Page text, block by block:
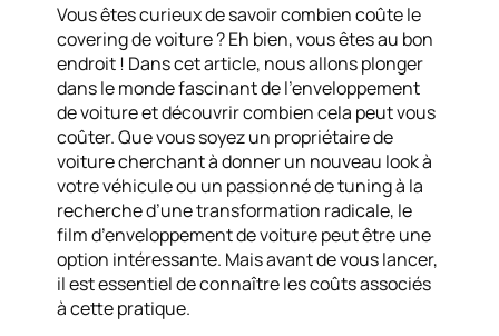
Vous êtes curieux de savoir combien coûte le
covering de voiture ? Eh bien, vous êtes au bon
endroit ! Dans cet article, nous allons plonger
dans le monde fascinant de l’enveloppement
de voiture et découvrir combien cela peut vous
coûter. Que vous soyez un propriétaire de
voiture cherchant à donner un nouveau look à
votre véhicule ou un passionné de tuning à la
recherche d’une transformation radicale, le
film d’enveloppement de voiture peut être une
option intéressante. Mais avant de vous lancer,
il est essentiel de connaître les coûts associés
à cette pratique.